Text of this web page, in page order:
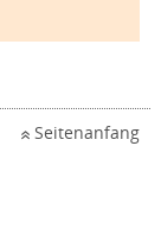
Seitenanfang